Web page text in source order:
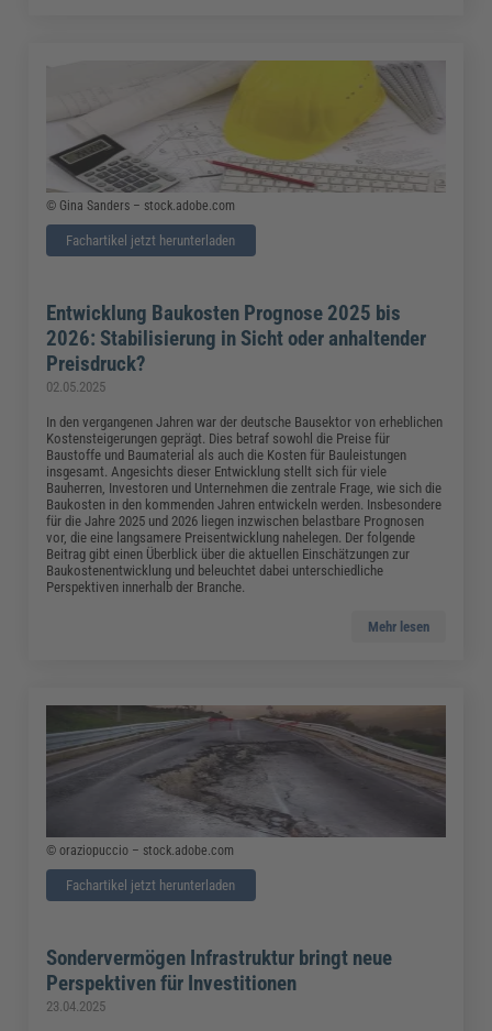
© Gina Sanders – stock.adobe.com
Fachartikel jetzt herunterladen
Entwicklung Baukosten Prognose 2025 bis
2026: Stabilisierung in Sicht oder anhaltender
Preisdruck?
02.05.2025
In den vergangenen Jahren war der deutsche Bausektor von erheblichen
Kostensteigerungen geprägt. Dies betraf sowohl die Preise für
Baustoffe und Baumaterial als auch die Kosten für Bauleistungen
insgesamt. Angesichts dieser Entwicklung stellt sich für viele
Bauherren, Investoren und Unternehmen die zentrale Frage, wie sich die
Baukosten in den kommenden Jahren entwickeln werden. Insbesondere
für die Jahre 2025 und 2026 liegen inzwischen belastbare Prognosen
vor, die eine langsamere Preisentwicklung nahelegen. Der folgende
Beitrag gibt einen Überblick über die aktuellen Einschätzungen zur
Baukostenentwicklung und beleuchtet dabei unterschiedliche
Perspektiven innerhalb der Branche.
Mehr lesen
© oraziopuccio – stock.adobe.com
Fachartikel jetzt herunterladen
Sondervermögen Infrastruktur bringt neue
Perspektiven für Investitionen
23.04.2025